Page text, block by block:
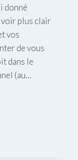
donné
voir plus clair
vos
de vous
dans le
(au…